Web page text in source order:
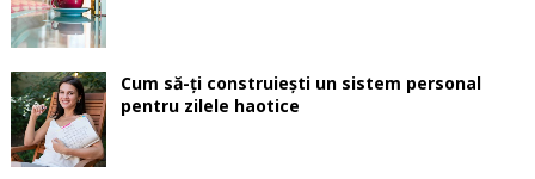
Cum să-ți construiești un sistem personal
pentru zilele haotice